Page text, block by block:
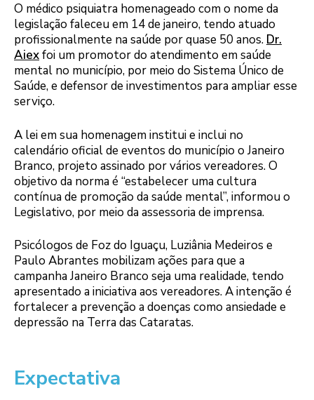
O médico psiquiatra homenageado com o nome da
legislação faleceu em 14 de janeiro, tendo atuado
profissionalmente na saúde por quase 50 anos. Dr.
Aiexfoi um promotor do atendimento em saúde
mental no município, por meio do Sistema Único de
Saúde, e defensor de investimentos para ampliar esse
serviço.
A lei em sua homenagem institui e inclui no
calendário oficial de eventos do município o Janeiro
Branco, projeto assinado por vários vereadores. O
objetivo da norma é “estabelecer uma cultura
contínua de promoção da saúde mental”, informou o
Legislativo, por meio da assessoria de imprensa.
Psicólogos de Foz do Iguaçu, Luziânia Medeiros e
Paulo Abrantes mobilizam ações para que a
campanha Janeiro Branco seja uma realidade, tendo
apresentado a iniciativa aos vereadores. A intenção é
fortalecer a prevenção a doenças como ansiedade e
depressão na Terra das Cataratas.
Expectativa